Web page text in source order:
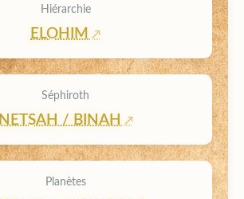
Hiérarchie
ELOHIM
Séphiroth
NETSAH / BINAH
Planètes